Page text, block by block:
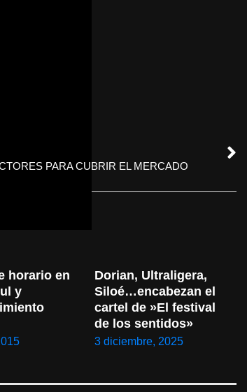
PARA CUBRIR EL MERCADO
horario en
y
Dorian, Ultraligera,
Siloé…encabezan el
cartel de »El festival
de los sentidos»
3 diciembre, 2025